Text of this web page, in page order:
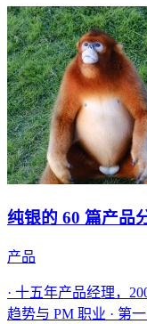
纯银的 60 篇产品
产品
· 十五年产品经理，
趋势与 PM 职业 · 第一